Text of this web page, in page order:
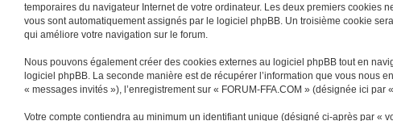
temporaires du navigateur Internet de votre ordinateur. Les deux premiers cookies
vous sont automatiquement assignés par le logiciel phpBB. Un troisième cookie
qui améliore votre navigation sur le forum.
Nous pouvons également créer des cookies externes au logiciel phpBB tout en
logiciel phpBB. La seconde manière est de récupérer l’information que vous nous
« messages invités »), l’enregistrement sur « FORUM-FFA.COM » (désignée ici
Votre compte contiendra au minimum un identifiant unique (désigné ci-après par «